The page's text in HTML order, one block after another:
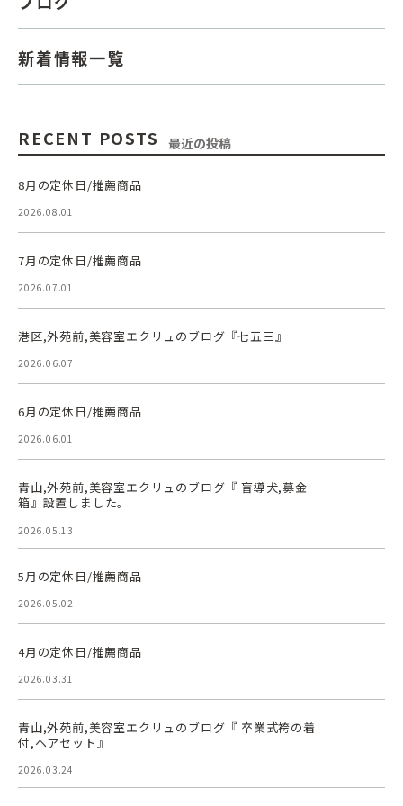
新着情報一覧
RECENT POSTS 最近の投稿
8月の定休日/推薦商品
2026.08.01
7月の定休日/推薦商品
2026.07.01
港区,外苑前,美容室エクリュのブログ『七五三』
2026.06.07
6月の定休日/推薦商品
2026.06.01
青山,外苑前,美容室エクリュのブログ『 盲導犬,募金
箱』設置しました。
2026.05.13
5月の定休日/推薦商品
2026.05.02
4月の定休日/推薦商品
2026.03.31
青山,外苑前,美容室エクリュのブログ『 卒業式袴の着
付,ヘアセット』
2026.03.24